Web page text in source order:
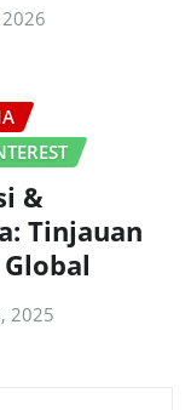
2026
&
Tinjauan
2025